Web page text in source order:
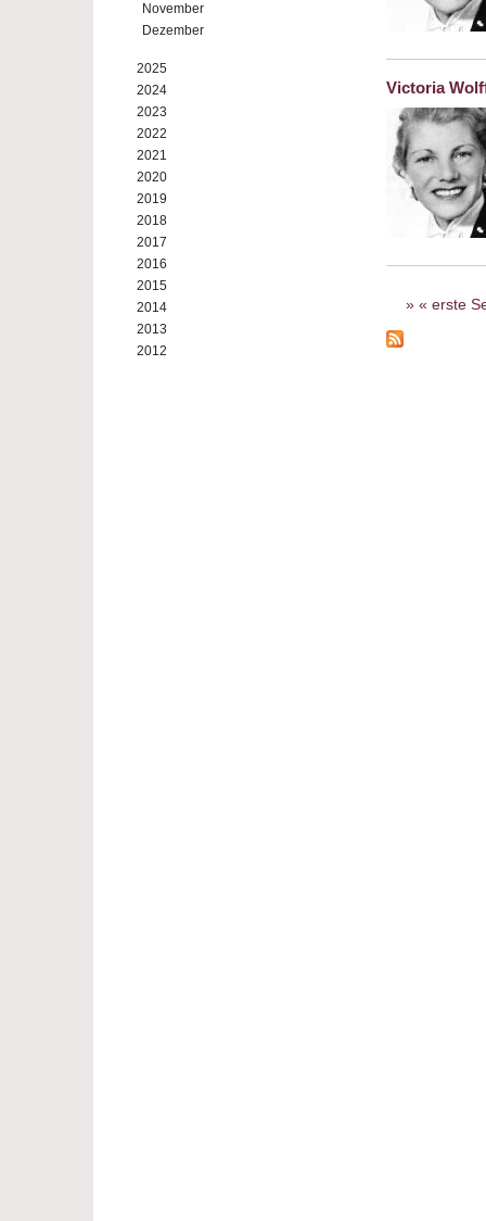
November
Dezember
2025
2024
2023
2022
2021
2020
2019
2018
2017
2016
2015
2014
2013
2012
Victoria
Seiten
« erste